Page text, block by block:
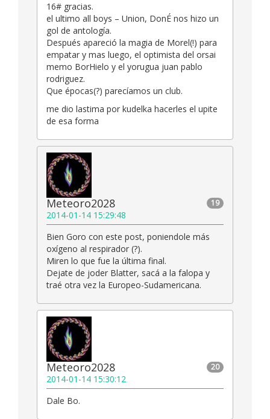
16# gracias.
el ultimo all boys – Union, DonÉ nos hizo un
gol de antología.
Después apareció la magia de Morel(!) para
empatar y mas luego, el optimista del orsai
memo BorHielo y el yorugua juan pablo
rodriguez.
Que épocas(?) parecíamos un club.
me dio lastima por kudelka hacerles el upite
de esa forma
19
Meteoro2028
2014-01-14 15:29:48
Bien Goro con este post, poniendole más
oxígeno al respirador (?).
Miren lo que fue la última final.
Dejate de joder Blatter, sacá a la falopa y
traé otra vez la Europeo-Sudamericana.
20
Meteoro2028
2014-01-14 15:30:12
Dale Bo.